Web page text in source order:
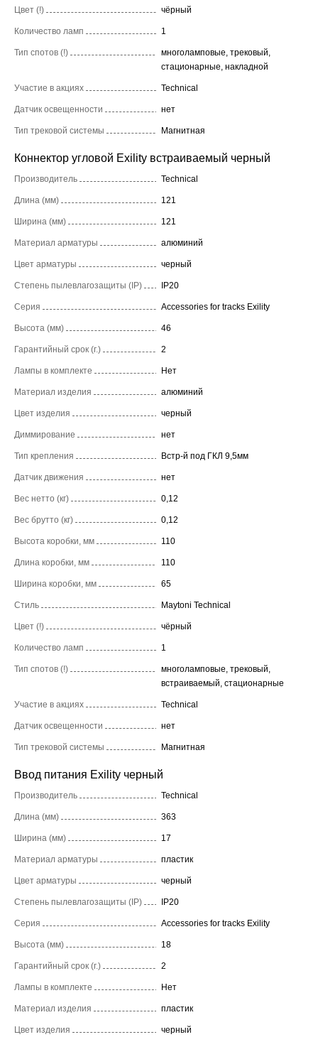
Цвет (!) чёрный
Количество ламп 1
Тип спотов (!)
многоламповые, трековый,
стационарные, накладной
Участие в акциях Technical
Датчик освещенности нет
Тип трековой системы Магнитная
Коннектор угловой Exility встраиваемый черный
Производитель Technical
Длина (мм) 121
Ширина (мм) 121
Материал арматуры алюминий
Цвет арматуры черный
Степень пылевлагозащиты (IP) IP20
Серия Accessories for tracks Exility
Высота (мм) 46
Гарантийный срок (г.) 2
Лампы в комплекте Нет
Материал изделия алюминий
Цвет изделия черный
Диммирование нет
Тип крепления Встр-й под ГКЛ 9,5мм
Датчик движения нет
Вес нетто (кг) 0,12
Вес брутто (кг) 0,12
Высота коробки, мм 110
Длина коробки, мм 110
Ширина коробки, мм 65
Стиль Maytoni Technical
Цвет (!) чёрный
Количество ламп 1
Тип спотов (!)
многоламповые, трековый,
встраиваемый, стационарные
Участие в акциях Technical
Датчик освещенности нет
Тип трековой системы Магнитная
Ввод питания Exility черный
Производитель Technical
Длина (мм) 363
Ширина (мм) 17
Материал арматуры пластик
Цвет арматуры черный
Степень пылевлагозащиты (IP) IP20
Серия Accessories for tracks Exility
Высота (мм) 18
Гарантийный срок (г.) 2
Лампы в комплекте Нет
Материал изделия пластик
Цвет изделия черный